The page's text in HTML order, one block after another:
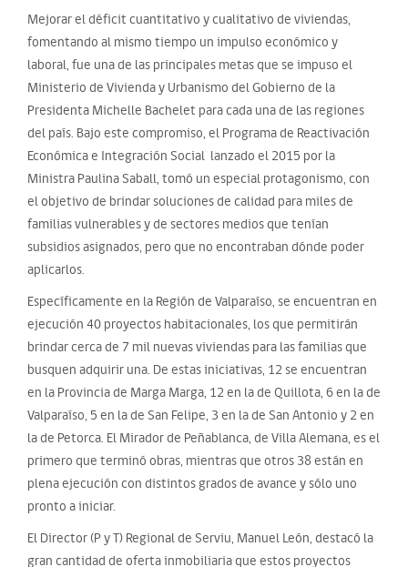
Mejorar el déficit cuantitativo y cualitativo de viviendas,
fomentando al mismo tiempo un impulso económico y
laboral, fue una de las principales metas que se impuso el
Ministerio de Vivienda y Urbanismo del Gobierno de la
Presidenta Michelle Bachelet para cada una de las regiones
del país. Bajo este compromiso, el Programa de Reactivación
Económica e Integración Social lanzado el 2015 por la
Ministra Paulina Saball, tomó un especial protagonismo, con
el objetivo de brindar soluciones de calidad para miles de
familias vulnerables y de sectores medios que tenían
subsidios asignados, pero que no encontraban dónde poder
aplicarlos.
Específicamente en la Región de Valparaíso, se encuentran en
ejecución 40 proyectos habitacionales, los que permitirán
brindar cerca de 7 mil nuevas viviendas para las familias que
busquen adquirir una. De estas iniciativas, 12 se encuentran
en la Provincia de Marga Marga, 12 en la de Quillota, 6 en la de
Valparaíso, 5 en la de San Felipe, 3 en la de San Antonio y 2 en
la de Petorca. El Mirador de Peñablanca, de Villa Alemana, es el
primero que terminó obras, mientras que otros 38 están en
plena ejecución con distintos grados de avance y sólo uno
pronto a iniciar.
El Director (P y T) Regional de Serviu, Manuel León, destacó la
gran cantidad de oferta inmobiliaria que estos proyectos